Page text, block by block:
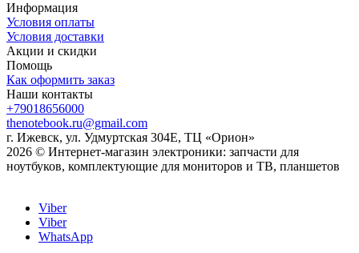
Информация
Условия оплаты
Условия доставки
Акции и скидки
Помощь
Как оформить заказ
Наши контакты
+79018656000
thenotebook.ru@gmail.com
г. Ижевск, ул. Удмуртская 304Е, ТЦ «Орион»
2026 © Интернет-магазин электроники: запчасти для
ноутбуков, комплектующие для мониторов и ТВ, планшетов
Viber
Viber
WhatsApp